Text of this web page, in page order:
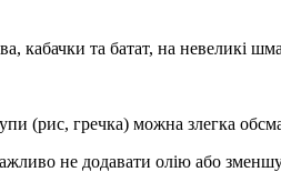
кабачки та батат, на невеликі
(рис, гречка) можна злегка
не додавати олію або